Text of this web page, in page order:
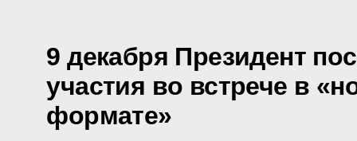
9 декабря Президент
участия во встрече в
формате»